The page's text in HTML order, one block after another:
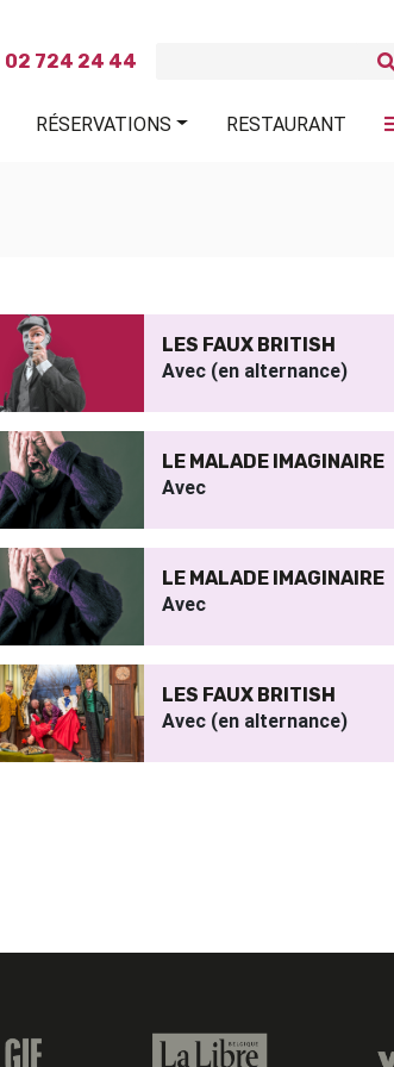
02 724 24 44
RÉSERVATIONS RESTAURANT
LES FAUX BRITISH
Avec (en alternance)
LE MALADE IMAGINAIRE
Avec
LE MALADE IMAGINAIRE
Avec
LES FAUX BRITISH
Avec (en alternance)